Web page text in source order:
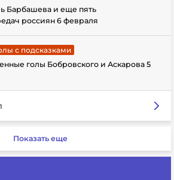
Барбашева и еще пять
россиян 6 февраля
с подсказками
голы Бобровского и Аскарова 5
Показать еще